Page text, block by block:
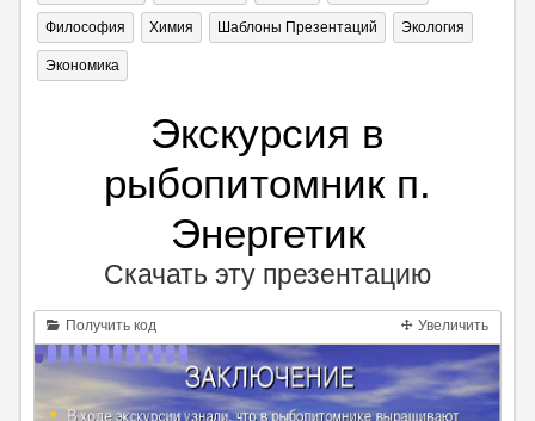
Философия Химия Шаблоны Презентаций Экология
Экономика
Экскурсия в
рыбопитомник п.
Энергетик
Скачать эту презентацию
Получить код Увеличить